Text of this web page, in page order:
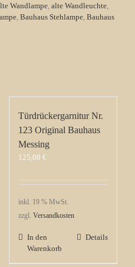
Wandlampe alte Wandleuchte
Bauhaus Stehlampe Bauhaus
Türdrückergarnitur Nr.
123 Original Bauhaus
Messing
125,00 €
inkl. 19 % MwSt.
zzgl. Versandkosten
In den
Warenkorb
Details